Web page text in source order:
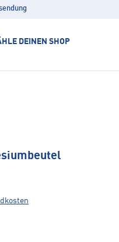
DEINEN SHOP